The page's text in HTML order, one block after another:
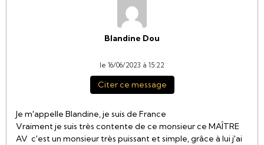
Blandine Dou
le 16/06/2023 à 15:22
Citer ce message
Je m'appelle Blandine, je suis de France
Vraiment je suis très contente de ce monsieur ce MAÎTRE
AV c'est un monsieur très puissant et simple, grâce à lui j'ai